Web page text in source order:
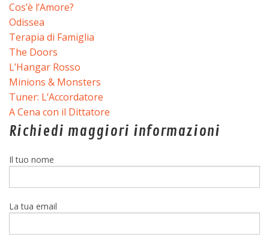
Cos’è l’Amore?
Odissea
Terapia di Famiglia
The Doors
L’Hangar Rosso
Minions & Monsters
Tuner: L’Accordatore
A Cena con il Dittatore
Richiedi maggiori informazioni
Il tuo nome
La tua email